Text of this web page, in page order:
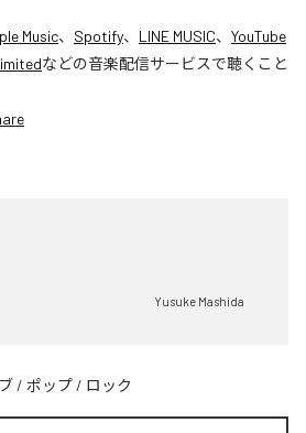
Music、 Spotify、 LINE MUSIC、 YouTube
などの音楽配信サービスで聴くこと
Yusuke Mashida
/ ポップ / ロック